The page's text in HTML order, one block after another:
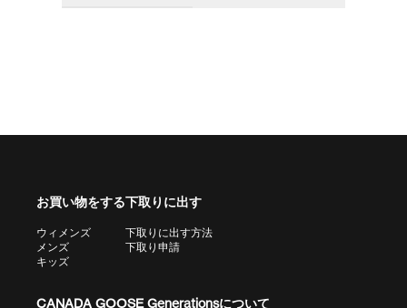
お買い物をする
ウィメンズ
メンズ
キッズ
下取りに出す
下取りに出す方法
下取り申請
CANADA GOOSE Generationsについて